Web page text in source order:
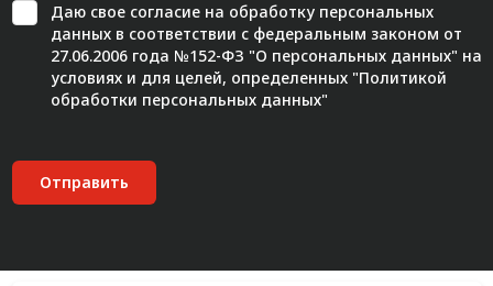
Услуги дополнительной обработки профиля
Даю свое согласиена обработку персональных
данных в соответствии с федеральным законом от
27.06.2006 года №152-ФЗ "О персональных данных" на
условиях и для целей, определенных "Политикой
обработки персональных данных"
Отправить